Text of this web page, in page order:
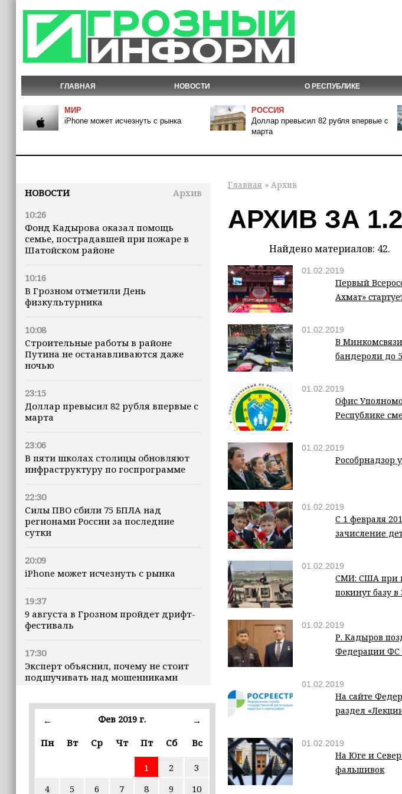
ГЛАВНАЯ НОВОСТИ О РЕСПУБЛИКЕ
МИР
iPhone может исчезнуть с рынка
РОССИЯ
Доллар превысил 82 рубля впервые с
марта
НОВОСТИ
Архив
10:26
Фонд Кадырова оказал помощь
семье, пострадавшей при пожаре в
Шатойском районе
10:16
В Грозном отметили День
физкультурника
10:08
Строительные работы в районе
Путина не останавливаются даже
ночью
23:15
Доллар превысил 82 рубля впервые с
марта
23:06
В пяти школах столицы обновляют
инфраструктуру по госпрограмме
22:30
Силы ПВО сбили 75 БПЛА над
регионами России за последние
сутки
20:09
iPhone может исчезнуть с рынка
19:37
9 августа в Грозном пройдет дрифт-
фестиваль
17:30
Эксперт объяснил, почему не стоит
подшучивать над мошенниками
16:55
В Шелковском районе обучают
«ИнформУИК»
← Фев 2019 г.
→
Пн
Вт Ср Чт Пт Сб Вс
1 2
3
4
5 6 7 8 9 10
Главная » Архив
АРХИВ ЗА
Найдено материалов: 42.
01.02.2019
Первый
Ахмат»
01.02.2019
В
бандероли до
01.02.2019
Офис
Республике
01.02.2019
Рособрнадзор
01.02.2019
С 1 февраля
зачисление
01.02.2019
СМИ: США при
покинут базу
01.02.2019
Р. Кадыров
Федерации ФС
01.02.2019
На сайте
раздел
01.02.2019
На Юге и
фальшивок